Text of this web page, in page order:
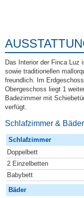
Das Interior der Finca Luz
sowie traditionellen
freundlich. Im
Obergeschoss liegt 1
Badezimmer mit
verfügt.
Schlafzimmer & Bäder
Schlafzimmer
Doppelbett
2 Einzelbetten
Babybett
Bäder